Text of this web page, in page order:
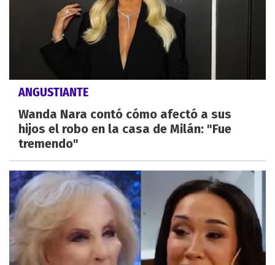
ANGUSTIANTE
Wanda Nara contó cómo afectó a sus
hijos el robo en la casa de Milán: "Fue
tremendo"